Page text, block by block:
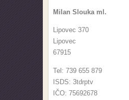
Milan Slouka ml.
Lipovec 370
Lipovec
67915
Tel: 739 655 879
ISDS: 3tdrptv
IČO: 75692678